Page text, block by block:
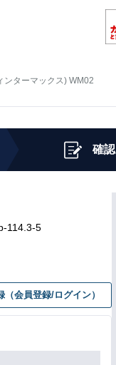
ンターマックス) WM02
確認
114.3-5
（会員登録/ログイン）